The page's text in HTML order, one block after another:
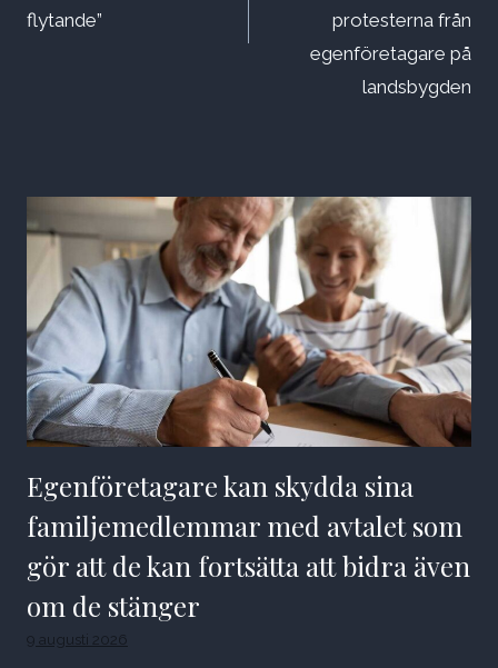
flytande”
protesterna från
egenföretagare på
landsbygden
Egenföretagare kan skydda sina
familjemedlemmar med avtalet som
gör att de kan fortsätta att bidra även
om de stänger
9 augusti 2026